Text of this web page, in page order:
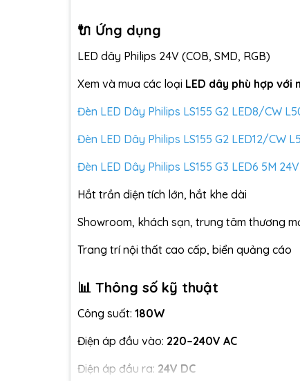
🔌 Ứng dụng
LED dây Philips 24V (COB, SMD, RGB)
Xem và mua các loại LED dây phù hợp với
Đèn LED Dây Philips LS155 G2 LED8/CW
Đèn LED Dây Philips LS155 G2 LED12/CW
Đèn LED Dây Philips LS155 G3 LED6 5M
Hắt trần diện tích lớn, hắt khe dài
Showroom, khách sạn, trung tâm thương
Trang trí nội thất cao cấp, biển quảng cáo
📊 Thông số kỹ thuật
Công suất: 180W
Điện áp đầu vào: 220–240V AC
Điện áp đầu ra: 24V DC